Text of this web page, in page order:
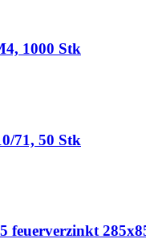
1000 Stk
71, 50 Stk
feuerverzinkt